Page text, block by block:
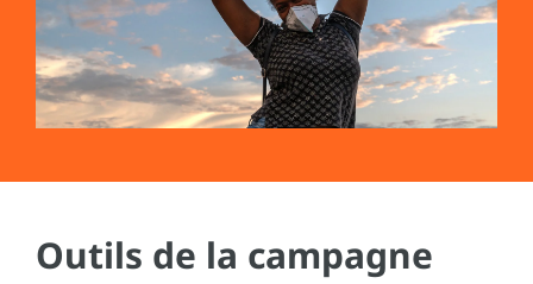
Outils de la campagne